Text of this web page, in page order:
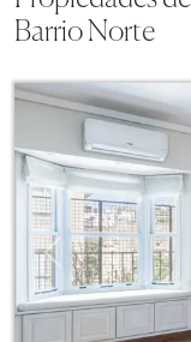
Barrio Norte
Previous